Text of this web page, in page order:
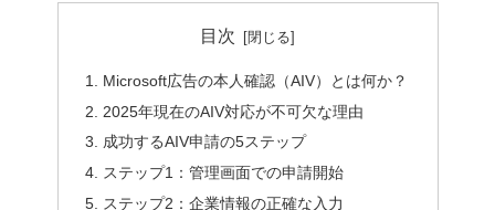
目次
Microsoft広告の本人確認（AIV）とは何か？
2025年現在のAIV対応が不可欠な理由
成功するAIV申請の5ステップ
ステップ1：管理画面での申請開始
ステップ2：企業情報の正確な入力